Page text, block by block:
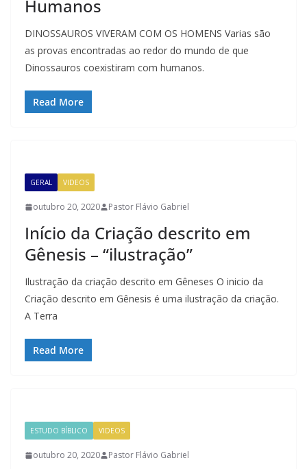
Humanos
DINOSSAUROS VIVERAM COM OS HOMENS Varias são
as provas encontradas ao redor do mundo de que
Dinossauros coexistiram com humanos.
Read More
GERAL VIDEOS
outubro 20, 2020 Pastor Flávio Gabriel
Início da Criação descrito em
Gênesis – “ilustração”
Ilustração da criação descrito em Gêneses O inicio da
Criação descrito em Gênesis é uma ilustração da criação.
A Terra
Read More
ESTUDO BÍBLICO VIDEOS
outubro 20, 2020 Pastor Flávio Gabriel